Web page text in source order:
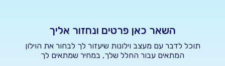
השאר כאן פרטים ונחזור אליך
תוכל לדבר עם מעצב וילונות שיעזור לך לבחור את הוילון
המתאים עבור החלל שלך, במחיר שמתאים לך